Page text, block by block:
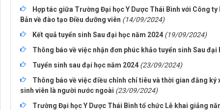
Hợp tác giữa Trường Đại học Y Dược Thái Bình với Công
Bản về đào tạo Điều dưỡng viên (14/09/2024)
Kết quả tuyển sinh Sau đại học năm 2024 (19/09/2024)
Thông báo về việc nhận đơn phúc khảo tuyển sinh Sau đại
Tuyển sinh sau đại học năm 2024 (23/09/2024)
Thông báo về việc điều chỉnh chỉ tiêu và thời gian đăng ký
sinh viên là người nước ngoài (23/09/2024)
Trường Đại học Y Dược Thái Bình tổ chức Lễ khai giảng